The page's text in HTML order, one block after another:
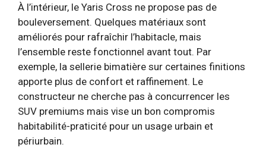
À l’intérieur, le Yaris Cross ne propose pas de
bouleversement. Quelques matériaux sont
améliorés pour rafraîchir l’habitacle, mais
l’ensemble reste fonctionnel avant tout. Par
exemple, la sellerie bimatière sur certaines finitions
apporte plus de confort et raffinement. Le
constructeur ne cherche pas à concurrencer les
SUV premiums mais vise un bon compromis
habitabilité-praticité pour un usage urbain et
périurbain.